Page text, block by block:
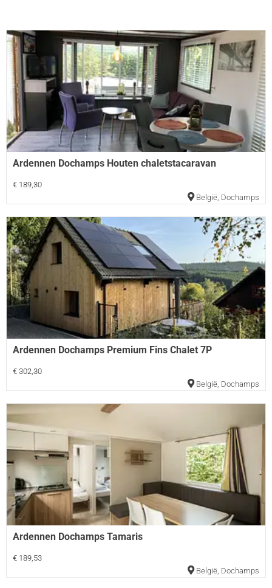
Ardennen Dochamps Houten chaletstacaravan
€ 189,30
België Dochamps
Ardennen Dochamps Premium Fins Chalet 7P
€ 302,30
België Dochamps
Ardennen Dochamps Tamaris
€ 189,53
België Dochamps